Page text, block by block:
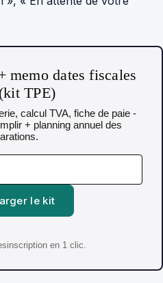
memo dates fiscales
TPE)
calcul TVA, fiche de paie -
+ planning annuel des
le kit
en 1 clic.